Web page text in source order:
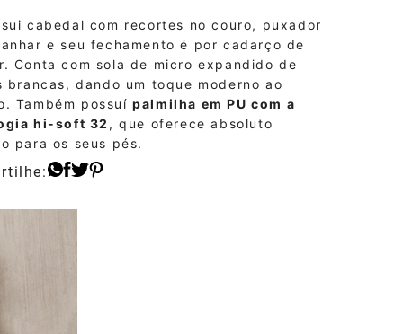
cabedal com recortes no couro, puxador
e seu fechamento é por cadarço de
Conta com sola de micro expandido de
brancas, dando um toque moderno ao
Também possuípalmilha em PU com a
hi-soft 32 , que oferece absoluto
para os seus pés.